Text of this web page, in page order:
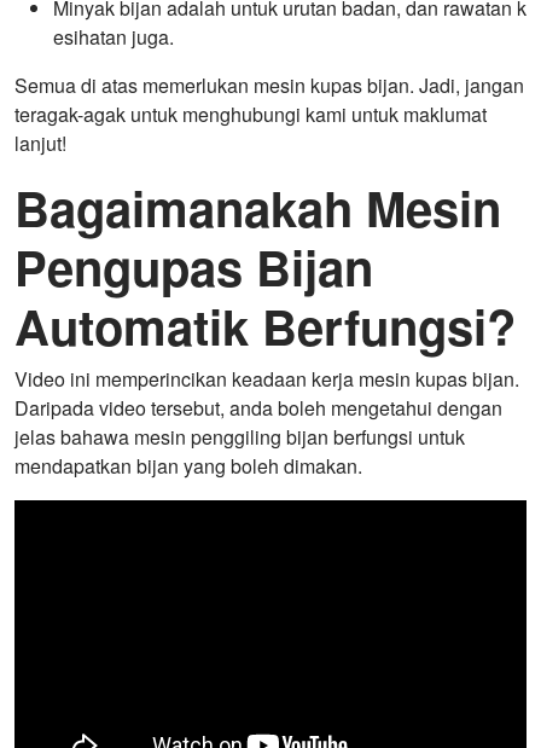
Minyak bijan adalah untuk urutan badan, dan rawatan k
esihatan juga.
Semua di atas memerlukan mesin kupas bijan. Jadi, jangan
teragak-agak untuk menghubungi kami untuk maklumat
lanjut!
Bagaimanakah Mesin
Pengupas Bijan
Automatik Berfungsi?
Video ini memperincikan keadaan kerja mesin kupas bijan.
Daripada video tersebut, anda boleh mengetahui dengan
jelas bahawa mesin penggiling bijan berfungsi untuk
mendapatkan bijan yang boleh dimakan.